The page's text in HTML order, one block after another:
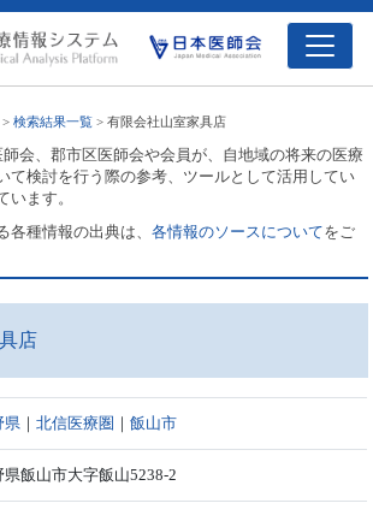
>検索結果一覧 > 有限会社山室家具店
会、郡市区医師会や会員が、自地域の将来の医療
て検討を行う際の参考、ツールとして活用してい
います。
各種情報の出典は、各情報のソースについてをご
店
県 ｜北信医療圏 ｜飯山市
県飯山市大字飯山5238-2